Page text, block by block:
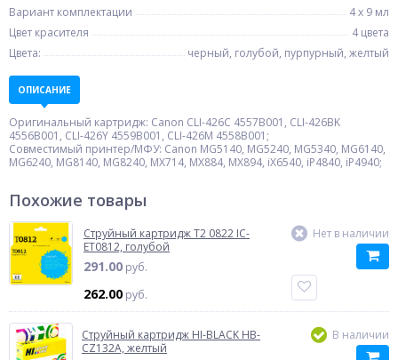
Вариант комплектации
4 x 9 мл
Цвет красителя
4 цвета
Цвета:
черный, голубой, пурпурный, желтый
ОПИСАНИЕ
Оригинальный картридж: Canon CLI-426C 4557B001, CLI-426BK
4556B001, CLI-426Y 4559B001, CLI-426M 4558B001;
Совместимый принтер/МФУ: Canon MG5140, MG5240, MG5340, MG6140,
MG6240, MG8140, MG8240, MX714, MX884, MX894, iX6540, iP4840, iP4940;
Похожие товары
Струйный картридж T2 0822 IC-
ET0812, голубой
291.00 руб.
262.00 руб.
Нет в наличии
Струйный картридж HI-BLACK HB-
CZ132A, желтый
В наличии